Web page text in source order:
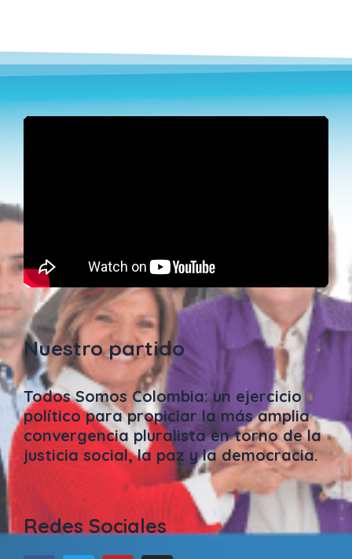
Nuestro partido
Todos Somos Colombia: un ejercicio
político para propiciar la más amplia
convergencia pluralista en torno de la
justicia social, la paz y la democracia.
Redes Sociales